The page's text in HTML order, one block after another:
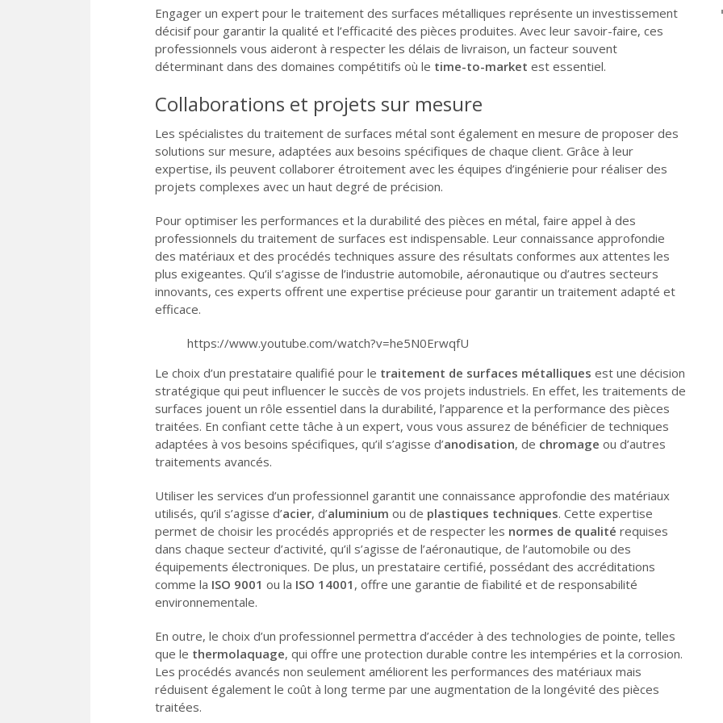
Engager un expert pour le traitement des surfaces métalliques représente un investissement
décisif pour garantir la qualité et l’efficacité des pièces produites. Avec leur savoir-faire, ces
professionnels vous aideront à respecter les délais de livraison, un facteur souvent
déterminant dans des domaines compétitifs où le time-to-market est essentiel.
Collaborations et projets sur mesure
Les spécialistes du traitement de surfaces métal sont également en mesure de proposer des
solutions sur mesure, adaptées aux besoins spécifiques de chaque client. Grâce à leur
expertise, ils peuvent collaborer étroitement avec les équipes d’ingénierie pour réaliser des
projets complexes avec un haut degré de précision.
Pour optimiser les performances et la durabilité des pièces en métal, faire appel à des
professionnels du traitement de surfaces est indispensable. Leur connaissance approfondie
des matériaux et des procédés techniques assure des résultats conformes aux attentes les
plus exigeantes. Qu’il s’agisse de l’industrie automobile, aéronautique ou d’autres secteurs
innovants, ces experts offrent une expertise précieuse pour garantir un traitement adapté et
efficace.
https://www.youtube.com/watch?v=he5N0ErwqfU
Le choix d’un prestataire qualifié pour le traitement de surfaces métalliques est une décision
stratégique qui peut influencer le succès de vos projets industriels. En effet, les traitements de
surfaces jouent un rôle essentiel dans la durabilité, l’apparence et la performance des pièces
traitées. En confiant cette tâche à un expert, vous vous assurez de bénéficier de techniques
adaptées à vos besoins spécifiques, qu’il s’agisse d’anodisation, de chromage ou d’autres
traitements avancés.
Utiliser les services d’un professionnel garantit une connaissance approfondie des matériaux
utilisés, qu’il s’agisse d’acier, d’aluminium ou de plastiques techniques. Cette expertise
permet de choisir les procédés appropriés et de respecter les normes de qualité requises
dans chaque secteur d’activité, qu’il s’agisse de l’aéronautique, de l’automobile ou des
équipements électroniques. De plus, un prestataire certifié, possédant des accréditations
comme la ISO 9001 ou la ISO 14001 , offre une garantie de fiabilité et de responsabilité
environnementale.
En outre, le choix d’un professionnel permettra d’accéder à des technologies de pointe, telles
que le thermolaquage, qui offre une protection durable contre les intempéries et la corrosion.
Les procédés avancés non seulement améliorent les performances des matériaux mais
réduisent également le coût à long terme par une augmentation de la longévité des pièces
traitées.